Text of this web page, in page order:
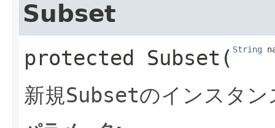
Subset
protected Subset ​( String
新規Subsetのインスタ